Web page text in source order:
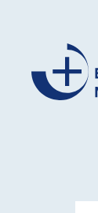
Ev.-